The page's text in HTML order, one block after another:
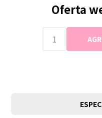
Oferta